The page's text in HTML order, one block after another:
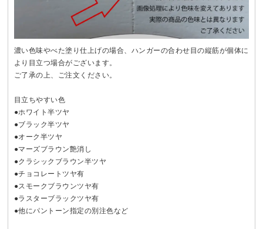
濃い色味やべた塗り仕上げの場合、ハンガーの合わせ目の縦筋が個体に
より目立つ場合がございます。
ご了承の上、ご注文ください。
目立ちやすい色
●ホワイト半ツヤ
●ブラック半ツヤ
●オーク半ツヤ
●マーズブラウン艶消し
●クラシックブラウン半ツヤ
●チョコレートツヤ有
●スモークブラウンツヤ有
●ラスターブラックツヤ有
●他にパントーン指定の別注色など